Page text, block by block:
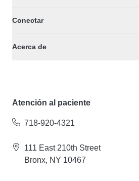
Conectar
Acerca de
Atención al paciente
718-920-4321
111 East 210th Street
Bronx, NY 10467